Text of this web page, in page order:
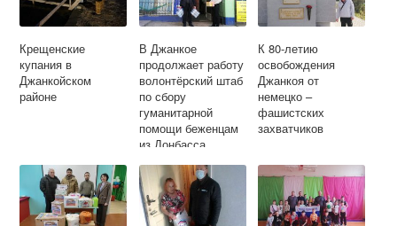
Крещенские
купания в
Джанкойском
районе
В Джанкое
продолжает работу
волонтёрский штаб
по сбору
гуманитарной
помощи беженцам
из Донбасса
К 80-летию
освобождения
Джанкоя от
немецко –
фашистских
захватчиков